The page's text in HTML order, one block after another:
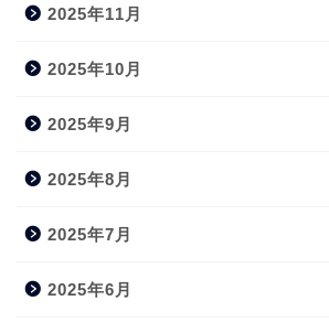
2025年11月
2025年10月
2025年9月
2025年8月
2025年7月
2025年6月